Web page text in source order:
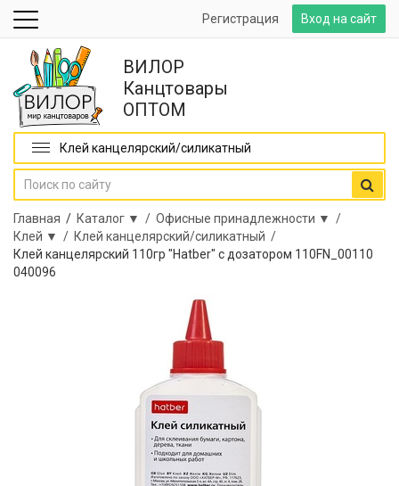
Вход на сайт
Регистрация
ВИЛОР
Канцтовары
ОПТОМ
Клей канцелярский/силикатный
Главная / Каталог ▼ / Офисные принадлежности ▼ /
Клей ▼ / Клей канцелярский/силикатный /
Клей канцелярский 110гр "Hatber" с дозатором 110FN_00110
040096